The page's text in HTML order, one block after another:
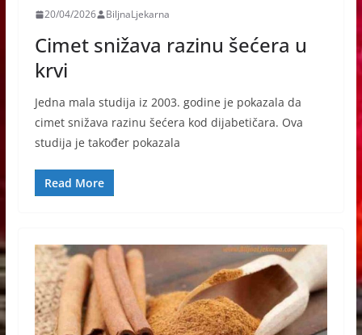
20/04/2026 BiljnaLjekarna
Cimet snižava razinu šećera u
krvi
Jedna mala studija iz 2003. godine je pokazala da
cimet snižava razinu šećera kod dijabetičara. Ova
studija je također pokazala
Read More